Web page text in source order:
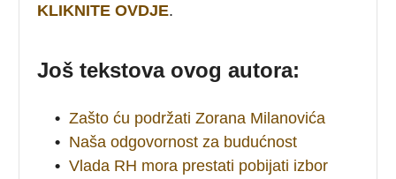
KLIKNITE OVDJE.
Još tekstova ovog autora:
• Zašto ću podržati Zorana Milanovića
• Naša odgovornost za budućnost
• Vlada RH mora prestati pobijati izbor